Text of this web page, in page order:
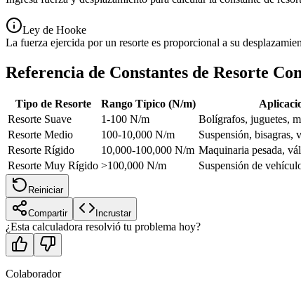
Ley de Hooke
La fuerza ejercida por un resorte es proporcional a su
Referencia de Constantes de Resorte
Tipo de Resorte Rango Típico (N/m)
Resorte Suave
1-100 N/m
Bolígrafos, juguetes,
Resorte Medio
100-10,000 N/m
Suspensión, bisagras,
Resorte Rígido
10,000-100,000 N/m Maquinaria pesada,
Resorte Muy Rígido >100,000 N/m Suspensión de
Reiniciar
Compartir Incrustar
¿Esta calculadora resolvió tu problema hoy?
Colaborador